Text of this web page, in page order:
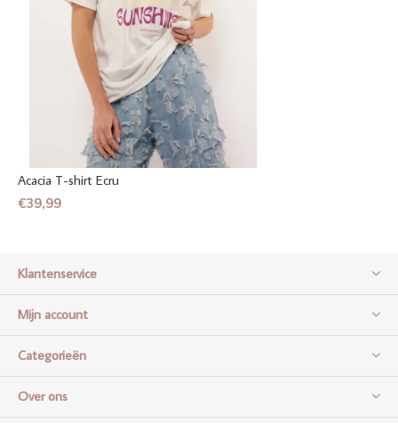
Acacia T-shirt Ecru
€39,99
Klantenservice
Mijn account
Categorieën
Over ons